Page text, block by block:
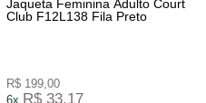
Jaqueta Feminina Adulto Court
Club F12L138 Fila Preto
R$ 199,00
6x R$ 33,17